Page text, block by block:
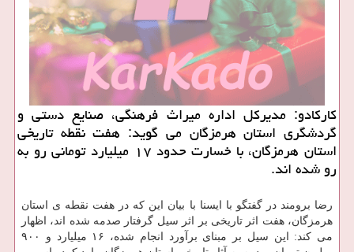
كاركادو: مدیركل اداره میراث فرهنگی، صنایع دستی و
گردشگری استان هرمزگان می گوید: هفت نقطه تاریخی
استان هرمزگان، با خسارت حدود ۱۷ میلیارد تومانی رو به
رو شده اند.
رضا برومند در گفتگو با ایسنا با بیان این كه در هفت نقطه ی استان
هرمزگان، هفت اثر تاریخی بر اثر سیل گرفتار صدمه شده اند، اظهار
می كند: این سیل بر مبنای برآورد انجام شده، ۱۶ میلیارد و ۹۰۰